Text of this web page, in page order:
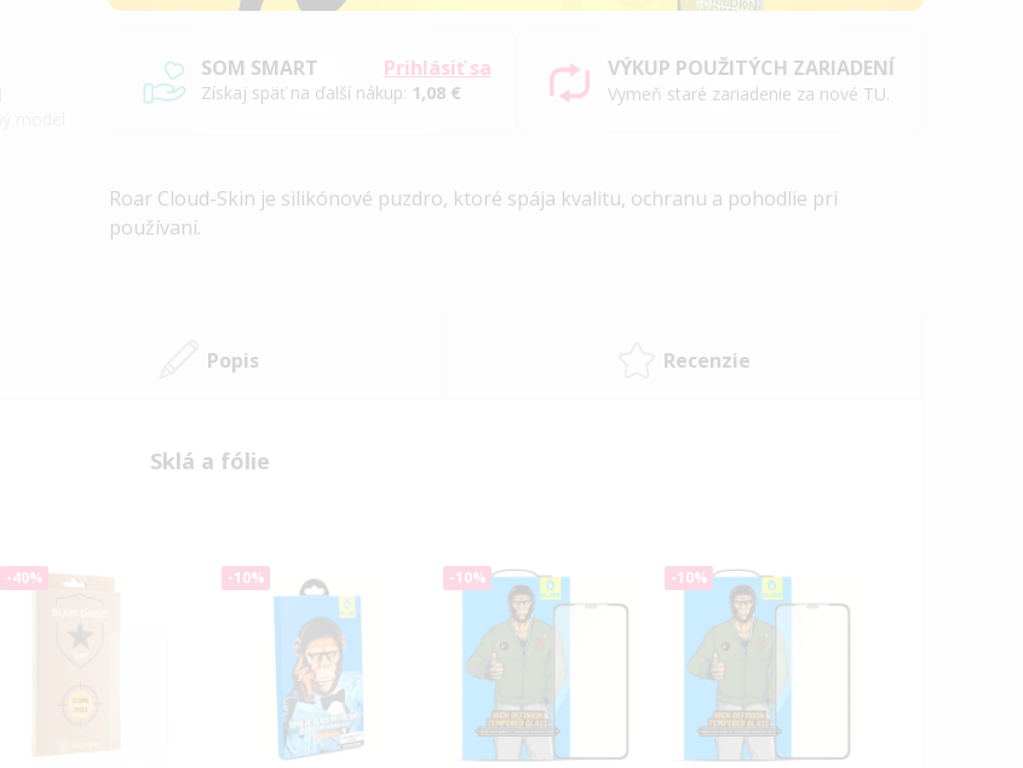
Prihlásiť sa
SOM SMART
Získaj späť na ďalší nákup: 1,08 €
VÝKUP POUŽITÝCH ZARIADENÍ
Vymeň staré zariadenie za nové TU.
Roar Cloud-Skin je silikónové puzdro, ktoré spája kvalitu, ochranu a pohodlie pri
používaní.
Popis Recenzie
Sklá a fólie
-40% -10% -10% -10%